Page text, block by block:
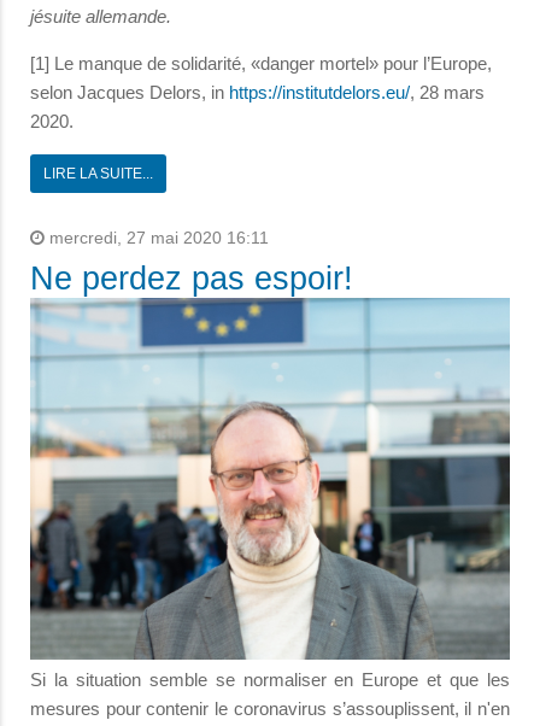
jésuite allemande.
[1] Le manque de solidarité, «danger mortel» pour l’Europe,
selon Jacques Delors, in https://institutdelors.eu/, 28 mars
2020.
LIRE LA SUITE...
mercredi, 27 mai 2020 16:11
Ne perdez pas espoir!
Si la situation semble se normaliser en Europe et que les
mesures pour contenir le coronavirus s’assouplissent, il n'en